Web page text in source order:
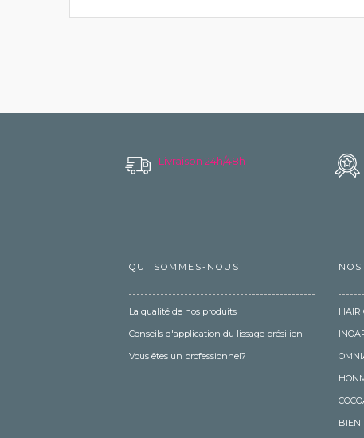
Livraison 24h/48h
QUI SOMMES-NOUS
La qualité de nos produits
Conseils d'application du lissage brésilien
Vous êtes un professionnel?
HAIR
BIEN